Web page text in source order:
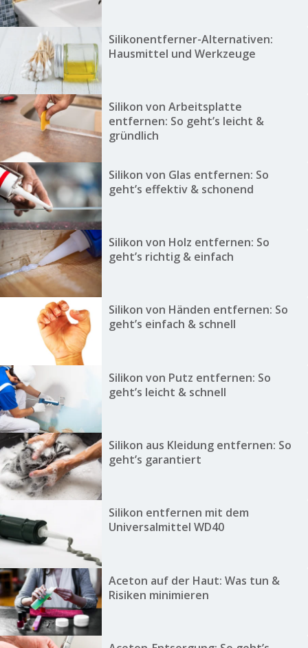
Silikonentferner-Alternativen:
Hausmittel und Werkzeuge
Silikon von Arbeitsplatte
entfernen: So geht’s leicht &
gründlich
Silikon von Glas entfernen: So
geht’s effektiv & schonend
Silikon von Holz entfernen: So
geht’s richtig & einfach
Silikon von Händen entfernen: So
geht’s einfach & schnell
Silikon von Putz entfernen: So
geht’s leicht & schnell
Silikon aus Kleidung entfernen: So
geht’s garantiert
Silikon entfernen mit dem
Universalmittel WD40
Aceton auf der Haut: Was tun &
Risiken minimieren